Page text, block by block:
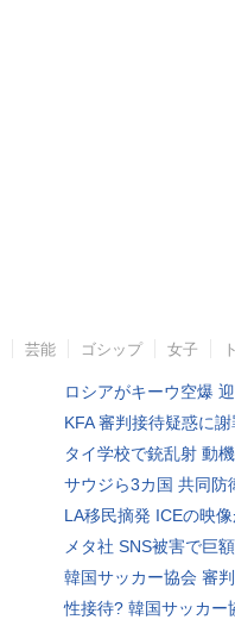
芸能 ゴシップ 女子
ロシアがキーウ空爆
KFA 審判接待疑惑に
タイ学校で銃乱射 動
サウジら3カ国 共同防
LA移民摘発 ICEの映
メタ社 SNS被害で巨
韓国サッカー協会 審
性接待? 韓国サッカー